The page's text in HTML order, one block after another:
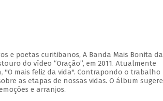
e poetas curitibanos, A Banda Mais Bonita da
do vídeo “Oração”, em 2011. Atualmente
mais feliz da vida". Contrapondo o trabalho
as etapas de nossas vidas. O álbum sugere
e arranjos.